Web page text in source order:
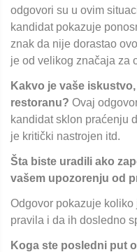
odgovori su u ovim
kandidat pokazuje
znak da nije dorastao
je od velikog značaja za
Kakvo je vaše
restoranu? Ovaj
kandidat sklon praćenju
je kritički nastrojen itd.
Šta biste uradili ako
vašem upozorenju od
Odgovor pokazuje
pravila i da ih dosledno
Koga ste posledni put